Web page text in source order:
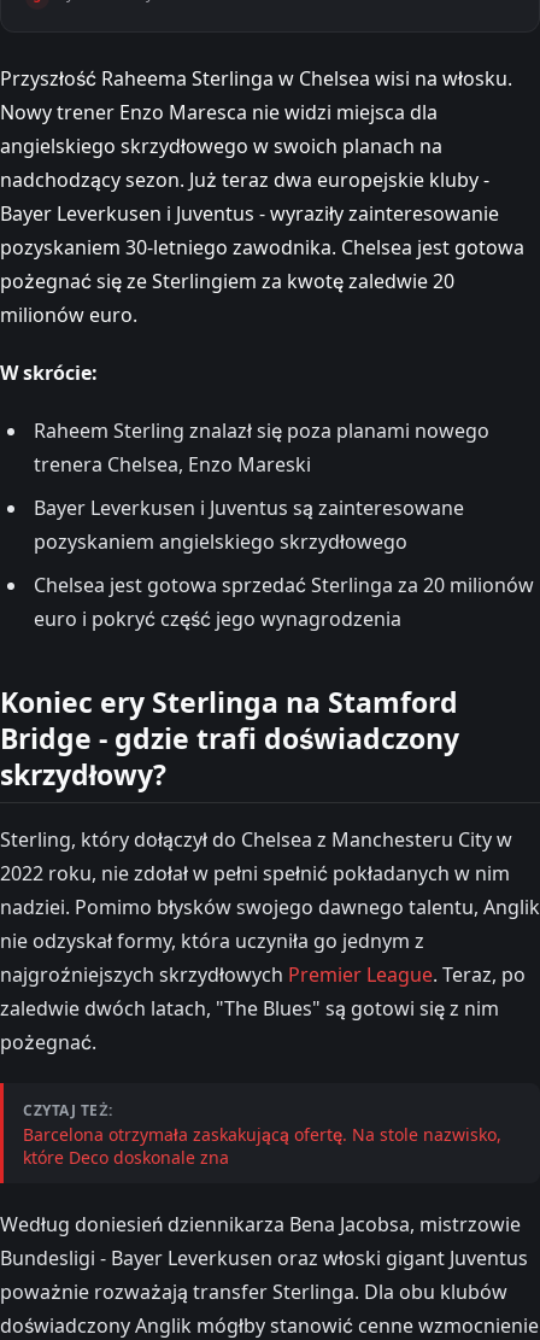
Przyszłość Raheema Sterlinga w Chelsea wisi na włosku.
Nowy trener Enzo Maresca nie widzi miejsca dla
angielskiego skrzydłowego w swoich planach na
nadchodzący sezon. Już teraz dwa europejskie kluby -
Bayer Leverkusen i Juventus - wyraziły zainteresowanie
pozyskaniem 30-letniego zawodnika. Chelsea jest gotowa
pożegnać się ze Sterlingiem za kwotę zaledwie 20
milionów euro.
W skrócie:
Raheem Sterling znalazł się poza planami nowego
trenera Chelsea, Enzo Mareski
Bayer Leverkusen i Juventus są zainteresowane
pozyskaniem angielskiego skrzydłowego
Chelsea jest gotowa sprzedać Sterlinga za 20 milionów
euro i pokryć część jego wynagrodzenia
Koniec ery Sterlinga na Stamford
Bridge - gdzie trafi doświadczony
skrzydłowy?
Sterling, który dołączył do Chelsea z Manchesteru City w
2022 roku, nie zdołał w pełni spełnić pokładanych w nim
nadziei. Pomimo błysków swojego dawnego talentu, Anglik
nie odzyskał formy, która uczyniła go jednym z
najgroźniejszych skrzydłowych Premier League. Teraz, po
zaledwie dwóch latach, "The Blues" są gotowi się z nim
pożegnać.
CZYTAJ TEŻ:
Barcelona otrzymała zaskakującą ofertę. Na stole nazwisko,
które Deco doskonale zna
Według doniesień dziennikarza Bena Jacobsa, mistrzowie
Bundesligi - Bayer Leverkusen oraz włoski gigant Juventus
poważnie rozważają transfer Sterlinga. Dla obu klubów
doświadczony Anglik mógłby stanowić cenne wzmocnienie